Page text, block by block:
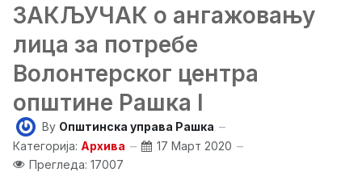
ЗАКЉУЧАК о ангажовању
лица за потребе
Волонтерског центра
општине Рашка I
By Општинска управа Рашка
Категорија: Архива
17 Март 2020
Прегледа: 17007